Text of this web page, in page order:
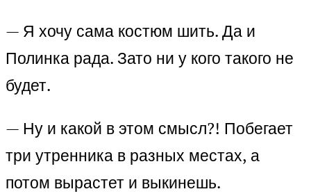
— Я хочу сама костюм шить. Да и
Полинка рада. Зато ни у кого такого не
будет.
— Ну и какой в этом смысл?! Побегает
три утренника в разных местах, а
потом вырастет и выкинешь.